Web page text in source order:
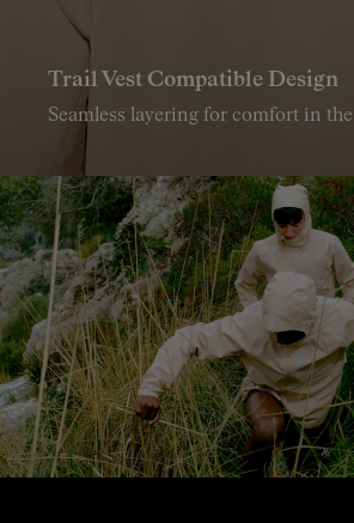
Trail Vest Compatible Design
Seamless layering for comfort in